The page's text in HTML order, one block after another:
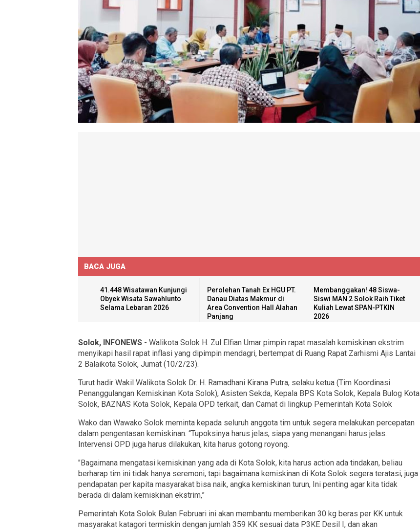
BACA JUGA
41.448 Wisatawan Kunjungi
Obyek Wisata Sawahlunto
Selama Lebaran 2026
Perolehan Tanah Ex HGU PT.
Danau Diatas Makmur di
Area Convention Hall Alahan
Panjang
Membanggakan! 48 Siswa-
Siswi MAN 2 Solok Raih Tiket
Kuliah Lewat SPAN-PTKIN
2026
Solok, INFONEWS - Walikota Solok H. Zul Elfian Umar pimpin rapat masalah kemiskinan ekstrim
menyikapi hasil rapat inflasi yang dipimpin mendagri, bertempat di Ruang Rapat Zarhismi Ajis Lantai
2 Balaikota Solok, Jumat (10/2/23).
Turut hadir Wakil Walikota Solok Dr. H. Ramadhani Kirana Putra, selaku ketua (Tim Koordinasi
Penanggulangan Kemiskinan Kota Solok), Asisten Sekda, Kepala BPS Kota Solok, Kepala Bulog Kota
Solok, BAZNAS Kota Solok, Kepala OPD terkait, dan Camat di lingkup Pemerintah Kota Solok
Wako dan Wawako Solok meminta kepada seluruh anggota tim untuk segera melakukan percepatan
dalam pengentasan kemiskinan. “Tupoksinya harus jelas, siapa yang menangani harus jelas.
Intervensi OPD juga harus dilakukan, kita harus gotong royong.
"Bagaimana mengatasi kemiskinan yang ada di Kota Solok, kita harus action ada tindakan, beliau
berharap tim ini tidak hanya seremoni, tapi bagaimana kemiskinan di Kota Solok segera teratasi, juga
pendapatan per kapita masyarakat bisa naik, angka kemiskinan turun, Ini penting agar kita tidak
berada di dalam kemiskinan ekstrim,”
Pemerintah Kota Solok Bulan Februari ini akan membantu memberikan 30 kg beras per KK untuk
masyarakat katagori termiskin dengan jumlah 359 KK sesuai data P3KE Desil I, dan akan